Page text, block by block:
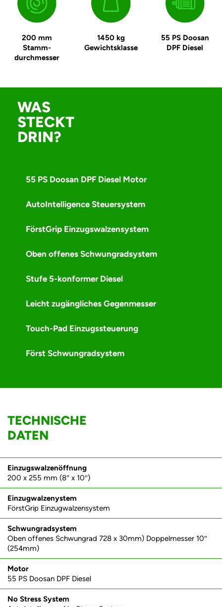
200 mm
Stamm­
durchmesser
1450 kg
Gewichtsklasse
55 PS Doosan
DPF Diesel
WAS
STECKT
DRIN?
55 PS Doosan DPF Diesel Motor
AutoIntelligence Steuersystem
FörstGrip Einzugswalzensystem
Oben offenes Schwungradsystem
Stufe 5-konformer Diesel
Leicht zugängliches Gegenmesser
Touch-Pad Einzugssteuerung
Först Schwungradsystem
TECHNISCHE
DATEN
Einzugswalzenöffnung
200 x 255 mm (8″ x 10″)
Einzugwalzenystem
FörstGrip Einzugwalzensystem
Schwungradsystem
Oben offenes Schwungrad 728 x 30mm) Doppelmesser 10″
(254mm)
Motor
55 PS Doosan DPF Diesel
No Stress System